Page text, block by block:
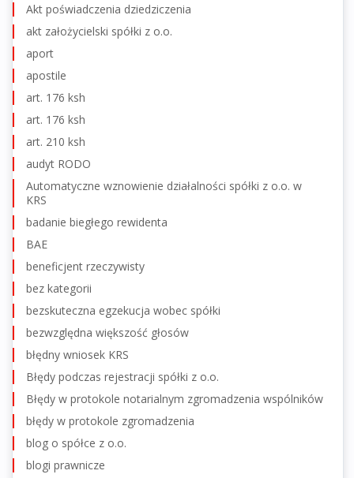
Akt poświadczenia dziedziczenia
akt założycielski spółki z o.o.
aport
apostile
art. 176 ksh
art. 176 ksh
art. 210 ksh
audyt RODO
Automatyczne wznowienie działalności spółki z o.o. w
KRS
badanie biegłego rewidenta
BAE
beneficjent rzeczywisty
bez kategorii
bezskuteczna egzekucja wobec spółki
bezwzględna większość głosów
błędny wniosek KRS
Błędy podczas rejestracji spółki z o.o.
Błędy w protokole notarialnym zgromadzenia wspólników
błędy w protokole zgromadzenia
blog o spółce z o.o.
blogi prawnicze